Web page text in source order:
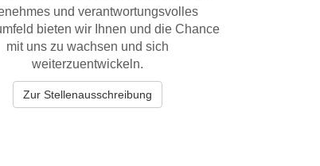
und verantwortungsvolles
bieten wir Ihnen und die Chance
mit uns zu wachsen und sich
weiterzuentwickeln.
Zur Stellenausschreibung